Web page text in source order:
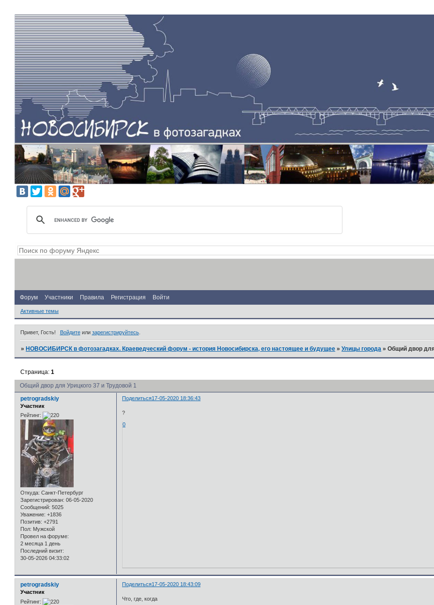
Форум Участники Правила Регистрация Войти
Активные темы
Привет, Гость! Войдитеили зарегистрируйтесь.
»НОВОСИБИРСК в фотозагадках. Краеведческий форум - история Новосибирска, его настоящее и будущее »Улицы города »Общий двор
Общий двор для Урицкого 37 и Трудовой 1
Страница:1
Поделиться17-05-2020 18:36:43
petrogradskiy
Участник
Рейтинг:
Откуда: Санкт-Петербург
Зарегистрирован: 06-05-2020
Сообщений: 5025
Уважение: +1836
Позитив: +2791
Пол: Мужской
Провел на форуме:
2 месяца 1 день
Последний визит:
30-05-2026 04:33:02
?
0
Поделиться17-05-2020 18:43:09
petrogradskiy
Участник
Рейтинг:
Что, где, когда